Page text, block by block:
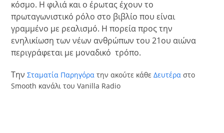
κόσμο. Η φιλιά και ο έρωτας έχουν το
πρωταγωνιστικό ρόλο στο βιβλίο που είναι
γραμμένο με ρεαλισμό. Η πορεία προς την
ενηλικίωση των νέων ανθρώπων του 21ου αιώνα
περιγράφεται με μοναδικό τρόπο.
Την Σταματία Παρηγόρα την ακούτε κάθεΔευτέρα στο
Smooth κανάλι του Vanilla Radio